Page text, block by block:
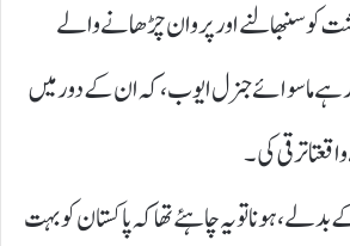
کو سنبھالنے اور پروان چڑھانے والے
ماسوائے جنرل ایوب، کہ ان کے دور میں
ترقی کی۔
ہونا تو یہ چاہئے تھا کہ پاکستان کو بہت